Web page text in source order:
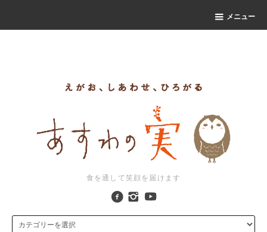
メニュー
食を通して笑顔を届けます